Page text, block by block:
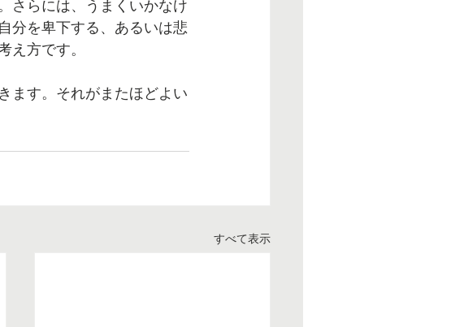
さらには、うまくいかなけ
分を卑下する、あるいは悲
え方です。
ます。それがまたほどよい
すべて表示